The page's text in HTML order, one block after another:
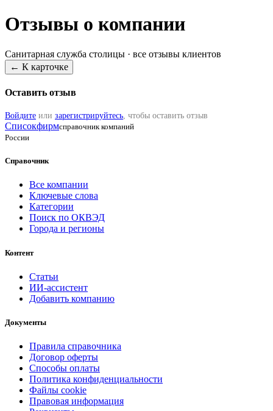
Отзывы о компании
Санитарная служба столицы · все отзывы клиентов
← К карточке
Оставить отзыв
Войдите или зарегистрируйтесь, чтобы оставить отзыв
Списокфирмсправочник компаний
России
Справочник
Все компании
Ключевые слова
Категории
Поиск по ОКВЭД
Города и регионы
Контент
Статьи
ИИ-ассистент
Добавить компанию
Документы
Правила справочника
Договор оферты
Способы оплаты
Политика конфиденциальности
Файлы cookie
Правовая информация